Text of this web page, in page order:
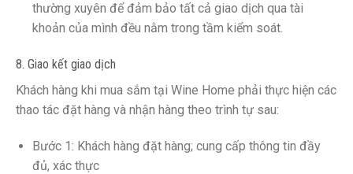
thường xuyên để đảm bảo tất cả giao dịch qua tài
khoản của mình đều nằm trong tầm kiểm soát.
8. Giao kết giao dịch
Khách hàng khi mua sắm tại Wine Home phải thực hiện các
thao tác đặt hàng và nhận hàng theo trình tự sau:
Bước 1: Khách hàng đặt hàng; cung cấp thông tin đầy
đủ, xác thực